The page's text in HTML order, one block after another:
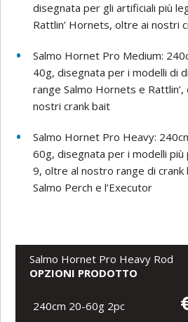
disegnata per gli artificiali più
Rattlin’ Hornets, oltre ai nostri
Salmo Hornet Pro Medium:
40g, disegnata per i modelli di
range Salmo Hornets e
nostri crank bait
Salmo Hornet Pro Heavy:
60g, disegnata per i modelli
9, oltre al nostro range di crank
Salmo Perch e l’Executor
Salmo Hornet Pro Heavy Rod
OPZIONI PRODOTTO
240cm 20-60g 2pc